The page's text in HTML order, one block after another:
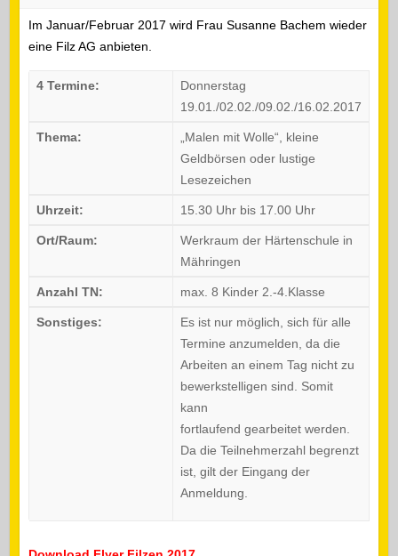
Im Januar/Februar 2017 wird Frau Susanne Bachem wieder
eine Filz AG anbieten.
4 Termine:
Donnerstag
19.01./02.02./09.02./16.02.2017
Thema:
„Malen mit Wolle“, kleine
Geldbörsen oder lustige
Lesezeichen
Uhrzeit: 15.30 Uhr bis 17.00 Uhr
Ort/Raum:
Werkraum der Härtenschule in
Mähringen
Anzahl TN: max. 8 Kinder 2.-4.Klasse
Sonstiges:
Es ist nur möglich, sich für alle
Termine anzumelden, da die
Arbeiten an einem Tag nicht zu
bewerkstelligen sind. Somit
kann
fortlaufend gearbeitet werden.
Da die Teilnehmerzahl begrenzt
ist, gilt der Eingang der
Anmeldung.